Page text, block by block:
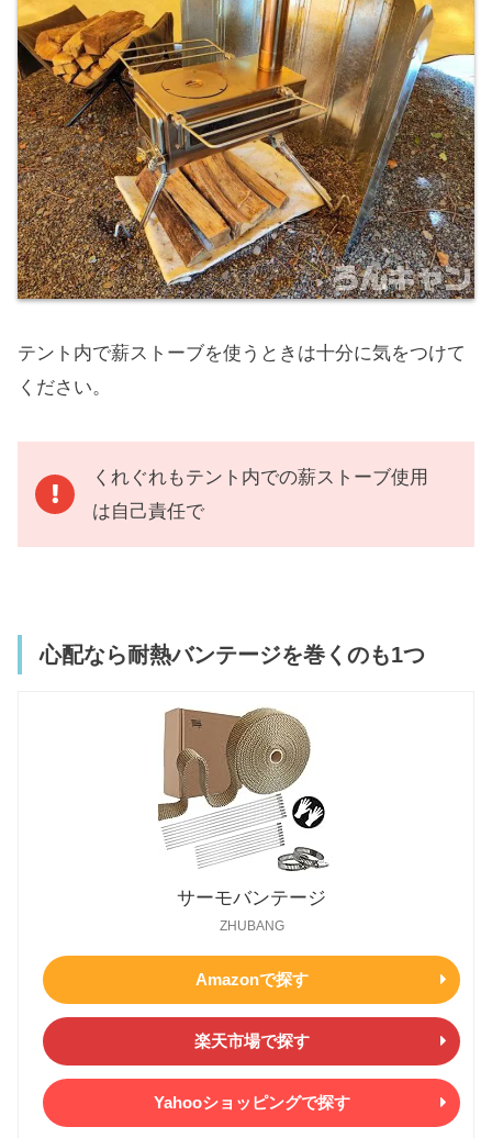
テント内で薪ストーブを使うときは十分に気をつけて
ください。
くれぐれもテント内での薪ストーブ使用
は自己責任で
心配なら耐熱バンテージを巻くのも1つ
サーモバンテージ
ZHUBANG
Amazonで探す
楽天市場で探す
Yahooショッピングで探す